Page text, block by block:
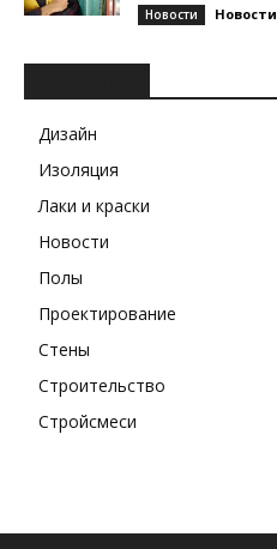
Новости Новости
Дизайн
Изоляция
Лаки и краски
Новости
Полы
Проектирование
Стены
Строительство
Стройсмеси